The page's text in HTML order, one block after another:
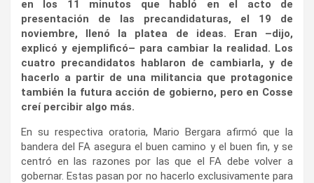
en los 11 minutos que habló en el acto de
presentación de las precandidaturas, el 19 de
noviembre, llenó la platea de ideas. Eran –dijo,
explicó y ejemplificó– para cambiar la realidad. Los
cuatro precandidatos hablaron de cambiarla, y de
hacerlo a partir de una militancia que protagonice
también la futura acción de gobierno, pero en Cosse
creí percibir algo más.
En su respectiva oratoria, Mario Bergara afirmó que la
bandera del FA asegura el buen camino y el buen fin, y se
centró en las razones por las que el FA debe volver a
gobernar. Estas pasan por no hacerlo exclusivamente para